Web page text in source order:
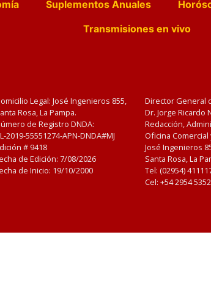
Suplementos Anuales
Transmisiones en vivo
Legal: José Ingenieros 855,
Rosa, La Pampa.
de Registro DNDA:
2019-55551274-APN-DNDA#MJ
# 9418
de Edición: 7/08/2026
de Inicio: 19/10/2000
Director General
Dr. Jorge Ricardo
Redacción,
Oficina
José Ingenieros
Santa Rosa, La
Tel: (02954)
Cel: +54 2954